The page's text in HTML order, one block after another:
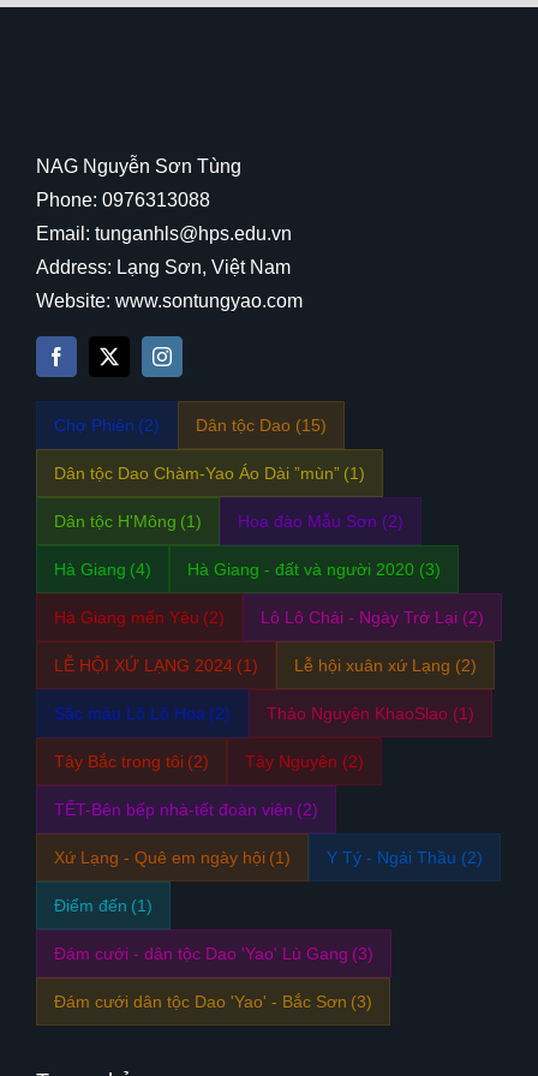
NAG Nguyễn Sơn Tùng
Phone: 0976313088
Email: tunganhls@hps.edu.vn
Address: Lạng Sơn, Việt Nam
Website: www.sontungyao.com
Chợ Phiên (2) Dân tộc Dao (15)
Dân tộc Dao Chàm-Yao Áo Dài ”mùn” (1)
Dân tộc H'Mông (1) Hoa đào Mẫu Sơn (2)
Hà Giang (4) Hà Giang - đất và người 2020 (3)
Hà Giang mến Yêu (2) Lô Lô Chải - Ngày Trở Lại (2)
LỄ HỘI XỨ LẠNG 2024 (1) Lễ hội xuân xứ Lạng (2)
Sắc màu Lô Lô Hoa (2) Thảo Nguyên KhaoSlao (1)
Tây Bắc trong tôi (2) Tây Nguyên (2)
TẾT-Bên bếp nhà-tết đoàn viên (2)
Xứ Lạng - Quê em ngày hội (1) Y Tý - Ngải Thầu (2)
Điểm đến (1)
Đám cưới - dân tộc Dao 'Yao' Lù Gang (3)
Đám cưới dân tộc Dao 'Yao' - Bắc Sơn (3)